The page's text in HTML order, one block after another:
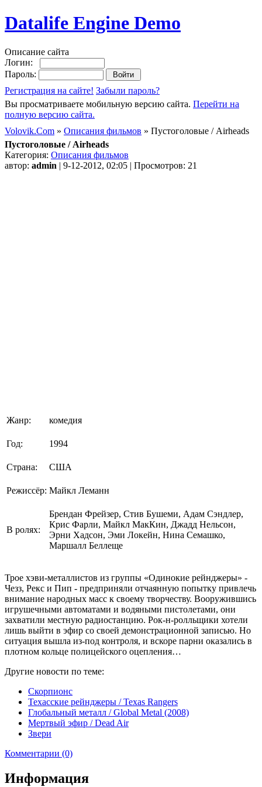
Datalife Engine Demo
Описание сайта
Логин:
Пароль:
Регистрация на сайте! Забыли пароль?
Вы просматриваете мобильную версию сайта. Перейти на
полную версию сайта.
Volovik.Com » Описания фильмов » Пустоголовые / Airheads
Пустоголовые / Airheads
Категория: Описания фильмов
автор: admin | 9-12-2012, 02:05 | Просмотров: 21
Жанр: комедия
Год: 1994
Страна: США
Режиссёр: Майкл Леманн
В ролях:
Брендан Фрейзер, Стив Бушеми, Адам Сэндлер,
Крис Фарли, Майкл МакКин, Джадд Нельсон,
Эрни Хадсон, Эми Локейн, Нина Семашко,
Маршалл Беллеще
Трое хэви-металлистов из группы «Одинокие рейнджеры» -
Чезз, Рекс и Пип - предприняли отчаянную попытку привлечь
внимание народных масс к своему творчеству. Вооружившись
игрушечными автоматами и водяными пистолетами, они
захватили местную радиостанцию. Рок-н-ролльщики хотели
лишь выйти в эфир со своей демонстрационной записью. Но
ситуация вышла из-под контроля, и вскоре парни оказались в
плотном кольце полицейского оцепления…
Другие новости по теме:
Скорпионс
Техасские рейнджеры / Texas Rangers
Глобальный металл / Global Metal (2008)
Мертвый эфир / Dead Air
Звери
Комментарии (0)
Информация